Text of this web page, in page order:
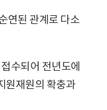
연된 관계로 다소
수되어 전년도에
원재원의 확충과